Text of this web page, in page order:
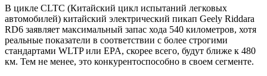
В цикле CLTC (Китайский цикл испытаний легковых
автомобилей) китайский электрический пикап Geely Riddara
RD6 заявляет максимальный запас хода 540 километров, хотя
реальные показатели в соответствии с более строгими
стандартами WLTP или EPA, скорее всего, будут ближе к 480
км. Тем не менее, это конкурентоспособно в своем сегменте.